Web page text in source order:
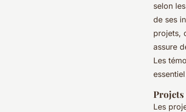
selon
de ses
projets,
assure
Les
Projets
Les